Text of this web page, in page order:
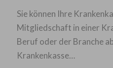
Sie können Ihre
Mitgliedschaft in einer
Beruf oder der Branche
Krankenkasse…